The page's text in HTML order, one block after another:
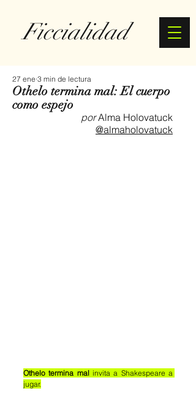
Ficcialidad
Othelo termina mal: El cuerpo
como espejo
27 ene 3 min de lectura
por Alma Holovatuck
@almaholovatuck
Othelo termina mal invita a Shakespeare a
jugar.